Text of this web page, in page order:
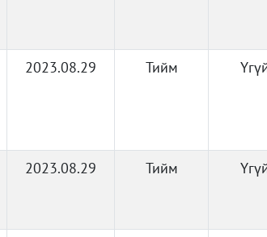
2023.08.29 Тийм
2023.08.29 Тийм